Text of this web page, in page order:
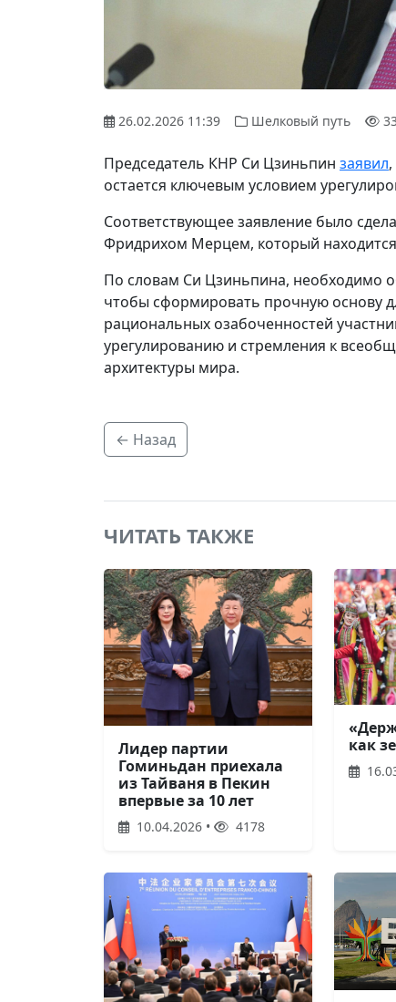
26.02.2026 11:39 Шелковый путь
Председатель КНР Си Цзиньпин заявил
остается ключевым условием
Соответствующее заявление было
Фридрихом Мерцем, который
По словам Си Цзиньпина, необходимо
чтобы сформировать прочную основу
рациональных озабоченностей
урегулированию и стремления к
архитектуры мира.
← Назад
ЧИТАТЬ ТАКЖЕ
Лидер партии
Гоминьдан приехала
из Тайваня в Пекин
впервые за 10 лет
10.04.2026 • 4178
как